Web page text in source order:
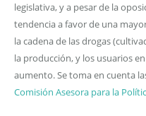
legislativa, y a pesar de la
tendencia a favor de una
la cadena de las drogas
la producción, y los usuarios
aumento. Se toma en cuenta
Comisión Asesora para la